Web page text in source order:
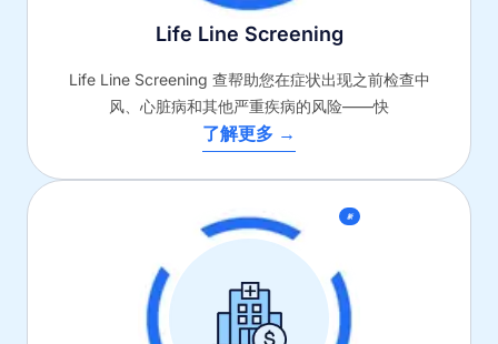
Life Line Screening
Life Line Screening 查帮助您在症状出现之前检查中
风、心脏病和其他严重疾病的风险——快
了解更多 →
新